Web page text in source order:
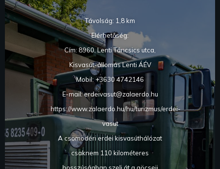
Távolság: 1,8 km
Elérhetőség:
Cím: 8960, Lenti Táncsics utca,
Kisvasút-állomás Lenti ÁÉV
Mobil: +3630 4742146
E-mail: erdeivasut@zalaerdo.hu
https://www.zalaerdo.hu/hu/turizmus/erdei-
vasut
A csömödéri erdei kisvasúthálózat
csaknem 110 kilométeres
hosszúságban szeli át a göcseji